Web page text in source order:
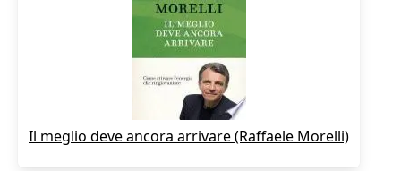
Il meglio deve ancora arrivare (Raffaele Morelli)